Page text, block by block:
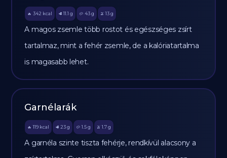
🔥 342 kcal 🥩 11.1 g 🥔 43g 🫒 13 g
A magos zsemle több rostot és egészséges zsírt
tartalmaz, mint a fehér zsemle, de a kalóriatartalma
is magasabb lehet.
Garnélarák
🔥 119 kcal 🥩 23 g 🥔 1.5g 🫒 1.7 g
A garnéla szinte tiszta fehérje, rendkívül alacsony a